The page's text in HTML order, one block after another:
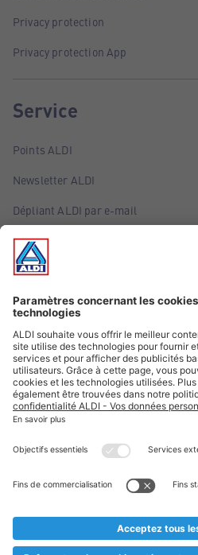
Privacy protection
Privacy protection App
Service
Points ALDI
Newsletter ALDI
Dépliant ALDI par e-mail
Offres
Infos essentielles
Suivez ALDI Belgique
Textes marqués d'un astérisque et
* Nous vendons ces articles
au cas où, malgré le planning bien
prématurément en rupture de stock.
** Sur ce site, l’utilisation de la